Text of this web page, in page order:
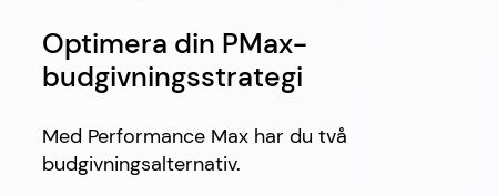
Optimera din PMax-
budgivningsstrategi
Med Performance Max har du två
budgivningsalternativ.